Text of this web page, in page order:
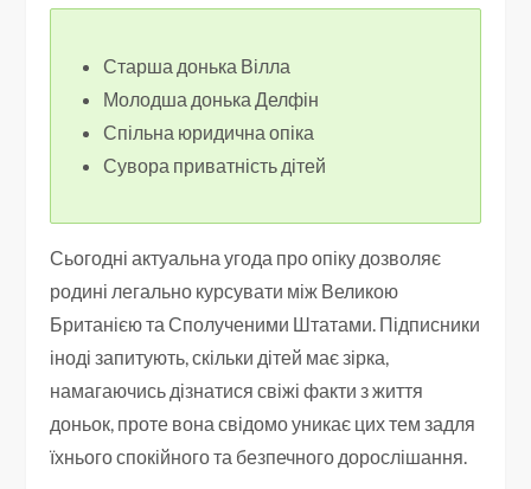
Старша донька Вілла
Молодша донька Делфін
Спільна юридична опіка
Сувора приватність дітей
Сьогодні актуальна угода про опіку дозволяє
родині легально курсувати між Великою
Британією та Сполученими Штатами. Підписники
іноді запитують, скільки дітей має зірка,
намагаючись дізнатися свіжі факти з життя
доньок, проте вона свідомо уникає цих тем задля
їхнього спокійного та безпечного дорослішання.